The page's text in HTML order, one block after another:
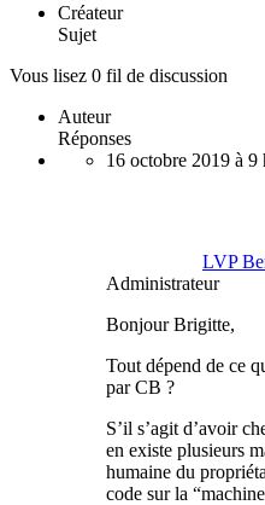
Créateur
Sujet
Vous lisez 0 fil de discussion
Auteur
Réponses
16 octobre 2019 à 9
LVP
Administrateur
Bonjour Brigitte,
Tout dépend de ce
par CB ?
S’il s’agit d’avoir
en existe plusieurs
humaine du
code sur la